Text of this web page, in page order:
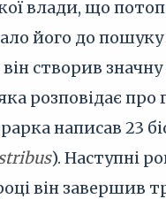
влади, що
його до
створив
розповідає про
написав 23
). Наступні
він завершив